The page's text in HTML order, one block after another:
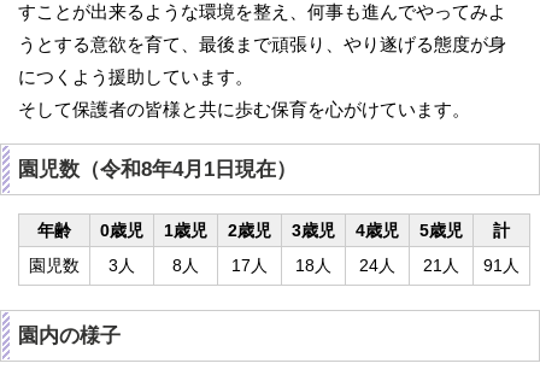
すことが出来るような環境を整え、何事も進んでやってみよ
うとする意欲を育て、最後まで頑張り、やり遂げる態度が身
につくよう援助しています。
そして保護者の皆様と共に歩む保育を心がけています。
園児数（令和8年4月1日現在）
年齢 0歳児 1歳児 2歳児 3歳児 4歳児 5歳児
計
園児数
3人 8人 17人 18人 24人 21人 91人
園内の様子